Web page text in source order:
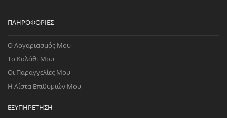
ΠΛΗΡΟΦΟΡΊΕΣ
Ο Λογαριασμός Μου
Το Καλάθι Μου
Οι Παραγγελίες Μου
Η Λίστα Επιθυμιών Μου
ΕΞΥΠΗΡΈΤΗΣΗ